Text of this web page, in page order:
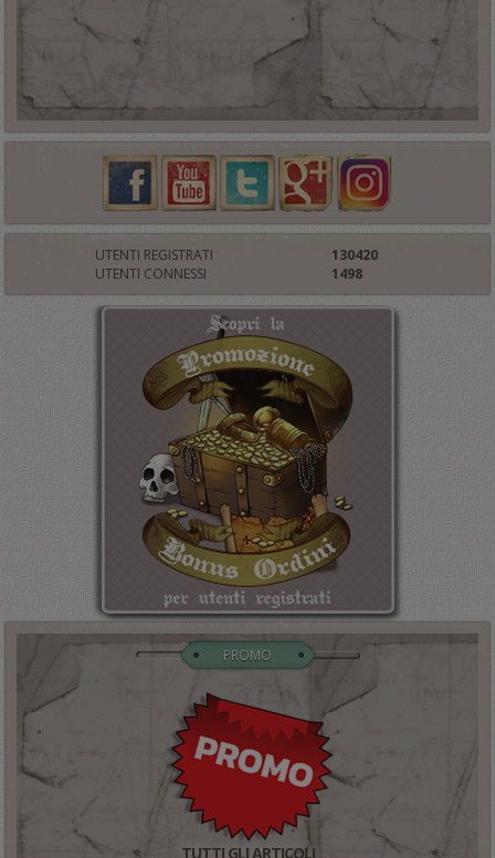
UTENTI REGISTRATI
130420
UTENTI CONNESSI
1498
PROMO
TUTTI GLI ARTICOLI